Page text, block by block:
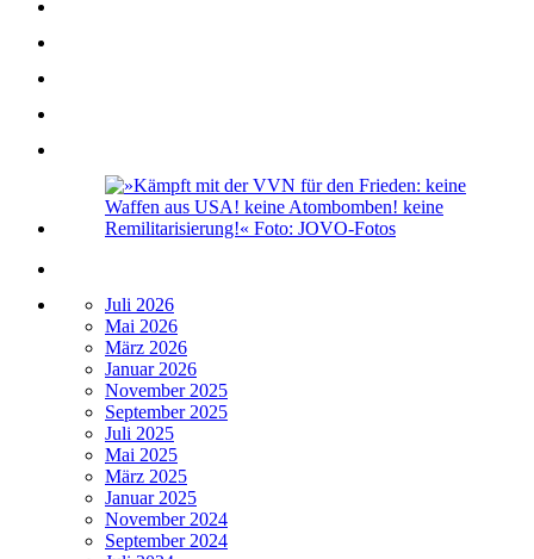
Juli 2026
Mai 2026
März 2026
Januar 2026
November 2025
September 2025
Juli 2025
Mai 2025
März 2025
Januar 2025
November 2024
September 2024